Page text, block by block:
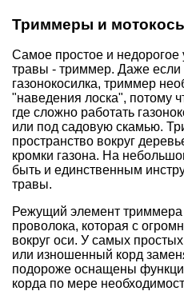
Триммеры и
Самое простое и недорогое
травы - триммер. Даже если
газонокосилка, триммер
"наведения лоска", потому
где сложно работать
или под садовую скамью.
пространство вокруг
кромки газона. На
быть и единственным
травы.
Режущий элемент триммера
проволока, которая с
вокруг оси. У самых
или изношенный корд
подороже оснащены
корда по мере